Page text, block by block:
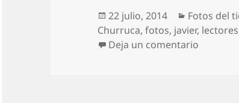
Publicado
el
22 julio, 2014 Categorías
Fotos del
Churruca,fotos, javier, lectores
Deja un comentario